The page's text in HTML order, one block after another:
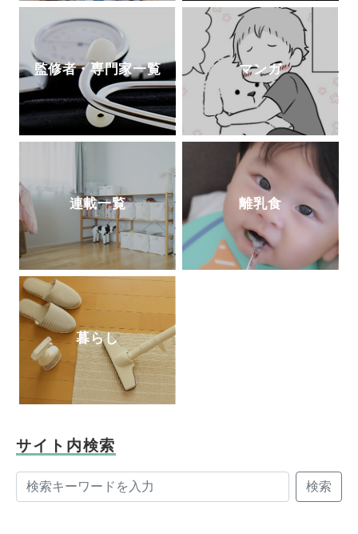
監修者・専門家一覧 マンガ
連載一覧 離乳食
暮らし
サイト内検索
検索